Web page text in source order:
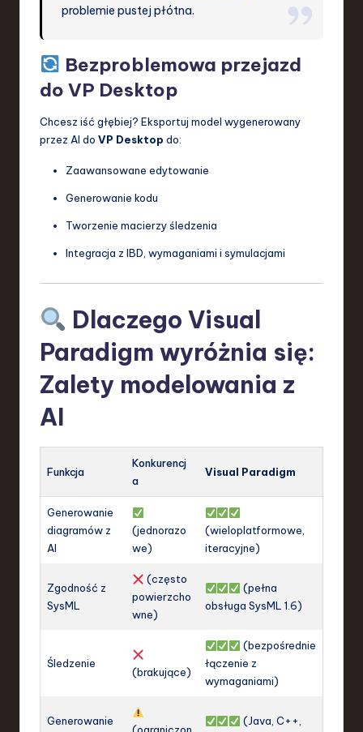
problemie pustej płótna.
Bezproblemowa przejazd
do VP Desktop
Chcesz iść głębiej? Eksportuj model wygenerowany
przez AI do VP Desktop do:
Zaawansowane edytowanie
Generowanie kodu
Tworzenie macierzy śledzenia
Integracja z IBD, wymaganiami i symulacjami
Dlaczego Visual
Paradigm wyróżnia się:
Zalety modelowania z
AI
Funkcja
Konkurencj
a
Visual Paradigm
Generowanie
diagramów z
AI
(jednorazo
we)
(wieloplatformowe,
iteracyjne)
Zgodność z
SysML
(często
powierzcho
wne)
(pełna
obsługa SysML 1.6)
Śledzenie
(brakujące)
(bezpośrednie
łączenie z
wymaganiami)
Generowanie (Java, C++,